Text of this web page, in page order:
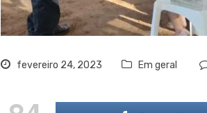
fevereiro 24, 2023 Em geral